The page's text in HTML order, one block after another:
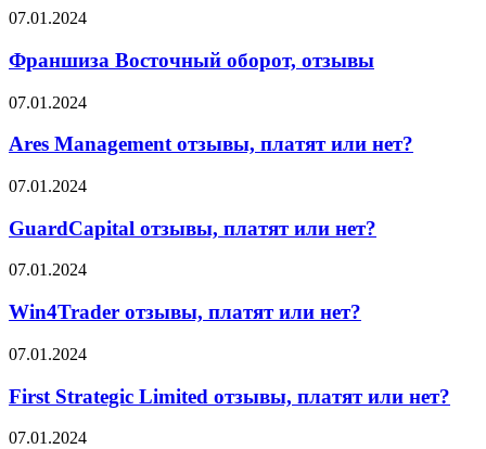
о
Франшиза
оборот,
отзывы
07.01.2024
Франшиза Восточный оборот, отзывы
Ares
отзывы,
или
07.01.2024
Ares Management отзывы, платят или нет?
GuardCapital
платят
или
нет?
07.01.2024
GuardCapital отзывы, платят или нет?
Win4Trader
платят
нет?
07.01.2024
Win4Trader отзывы, платят или нет?
First
Limited
отзывы,
платят
07.01.2024
First Strategic Limited отзывы, платят или нет?
Accuindex
07.01.2024